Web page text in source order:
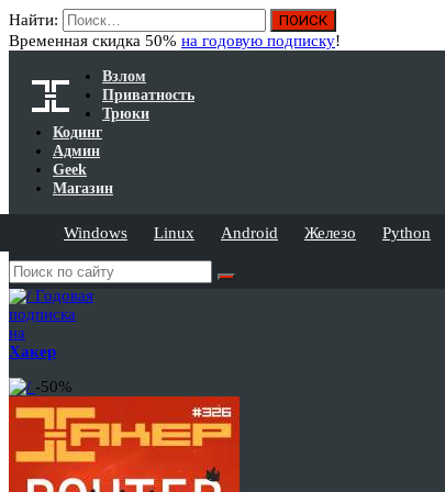
Найти:
Временная скидка 50% на годовую подписку!
Взлом
Приватность
Трюки
Кодинг
Админ
Geek
Магазин
Windows Linux Android Железо Python
Годовая
подписка
на
Хакер
-50%